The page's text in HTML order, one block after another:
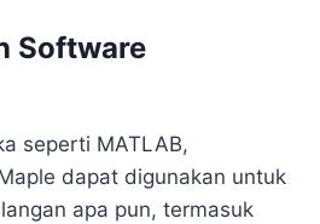
Software
seperti MATLAB,
dapat digunakan untuk
apa pun, termasuk